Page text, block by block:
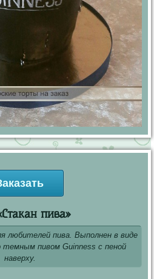
пива»
любителей пива. Выполнен в виде
темным пивом Guinness с пеной
наверху.